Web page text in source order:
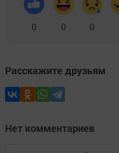
0 0 0
Расскажите друзьям
Нет комментариев